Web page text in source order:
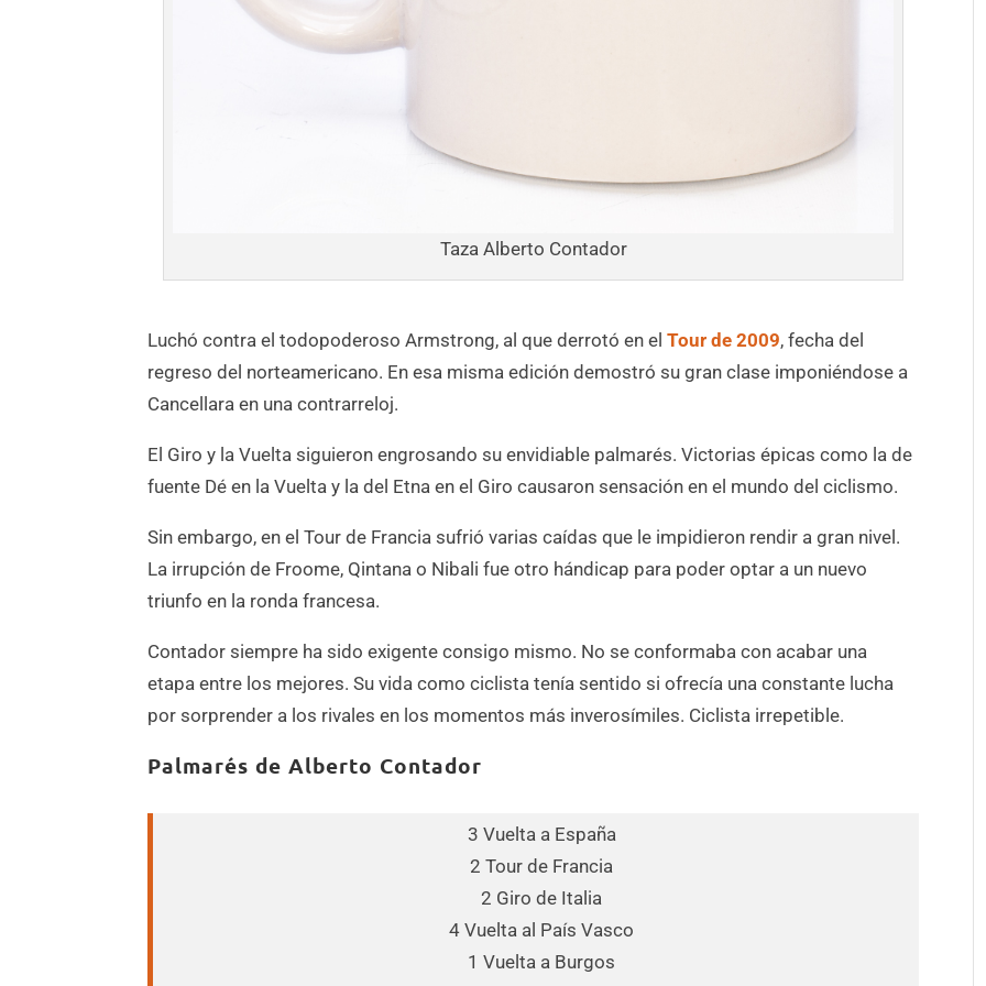
Taza Alberto Contador
Luchó contra el todopoderoso Armstrong, al que derrotó en elTour de 2009, fecha del
regreso del norteamericano. En esa misma edición demostró su gran clase imponiéndose a
Cancellara en una contrarreloj.
El Giro y la Vuelta siguieron engrosando su envidiable palmarés. Victorias épicas como la de
fuente Dé en la Vuelta y la del Etna en el Giro causaron sensación en el mundo del ciclismo.
Sin embargo, en el Tour de Francia sufrió varias caídas que le impidieron rendir a gran nivel.
La irrupción de Froome, Qintana o Nibali fue otro hándicap para poder optar a un nuevo
triunfo en la ronda francesa.
Contador siempre ha sido exigente consigo mismo. No se conformaba con acabar una
etapa entre los mejores. Su vida como ciclista tenía sentido si ofrecía una constante lucha
por sorprender a los rivales en los momentos más inverosímiles. Ciclista irrepetible.
Palmarés de Alberto Contador
3 Vuelta a España
2 Tour de Francia
2 Giro de Italia
4 Vuelta al País Vasco
1 Vuelta a Burgos